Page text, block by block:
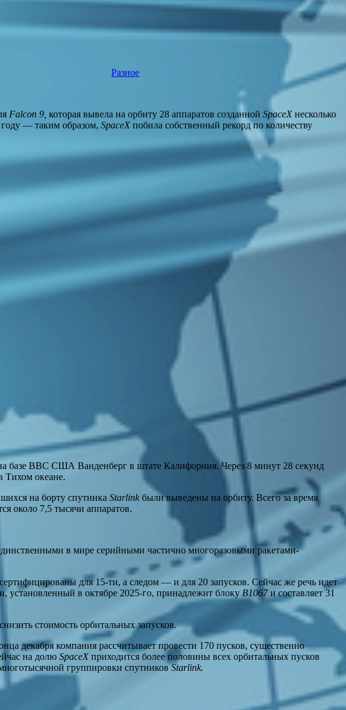
Разное
Falcon 9, которая вывела на орбиту 28 аппаратов созданной SpaceXнесколько
году — таким образом, SpaceX побила собственный рекорд по количеству
базе ВВС США Ванденберг в штате Калифорния. Через 8 минут 28 секунд
Тихом океане.
на борту спутника Starlink были выведены на орбиту. Всего за время
около 7,5 тысячи аппаратов.
в мире серийными частично многоразовыми ракетами-
для 15-ти, а следом — и для 20 запусков. Сейчас же речь идет
установленный в октябре 2025-го, принадлежит блоку B1067и составляет 31
стоимость орбитальных запусков.
декабря компания рассчитывает провести 170 пусков, существенно
на долю SpaceX приходится более половины всех орбитальных пусков
группировки спутниковStarlink.